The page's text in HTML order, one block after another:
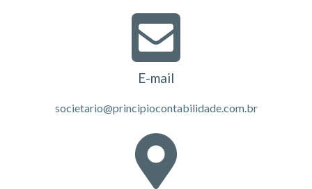
E-mail
societario@principiocontabilidade.com.br